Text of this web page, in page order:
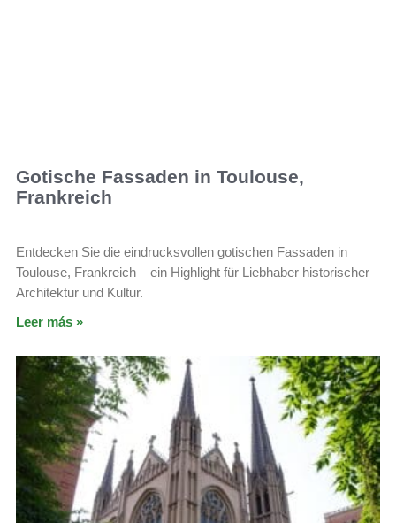
Gotische Fassaden in Toulouse,
Frankreich
Entdecken Sie die eindrucksvollen gotischen Fassaden in
Toulouse, Frankreich – ein Highlight für Liebhaber historischer
Architektur und Kultur.
Leer más »